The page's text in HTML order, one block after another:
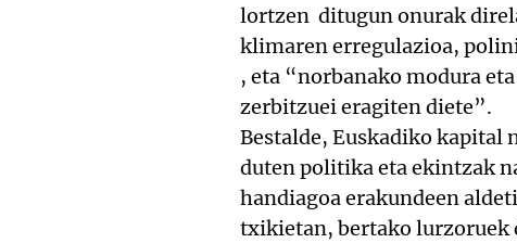
lortzen ditugun onurak
klimaren erregulazioa,
, eta “norbanako modura
zerbitzuei eragiten diete”.
Bestalde, Euskadiko kapital
duten politika eta ekintzak
handiagoa erakundeen
txikietan, bertako lurzoruek